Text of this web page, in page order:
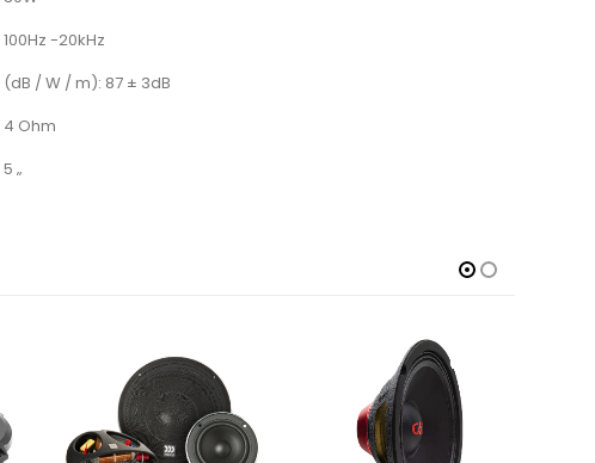
100Hz -20kHz
(dB / W / m): 87 ± 3dB
4 Ohm
5 „